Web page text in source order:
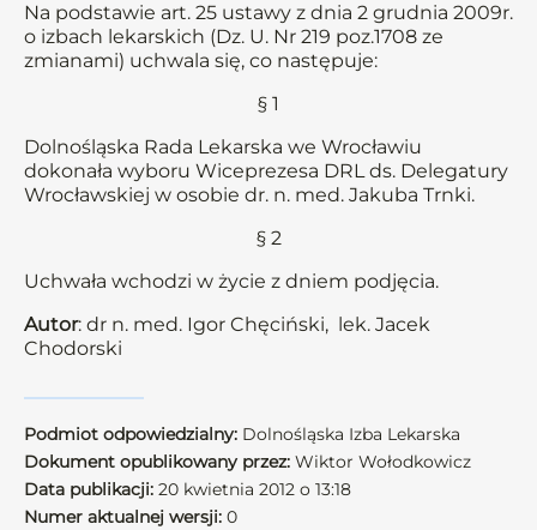
Na podstawie art. 25 ustawy z dnia 2 grudnia 2009r.
o izbach lekarskich (Dz. U. Nr 219 poz.1708 ze
zmianami) uchwala się, co następuje:
§ 1
Dolnośląska Rada Lekarska we Wrocławiu
dokonała wyboru Wiceprezesa DRL ds. Delegatury
Wrocławskiej w osobie dr. n. med. Jakuba Trnki.
§ 2
Uchwała wchodzi w życie z dniem podjęcia.
Autor: dr n. med. Igor Chęciński, lek. Jacek
Chodorski
Podmiot odpowiedzialny: Dolnośląska Izba Lekarska
Dokument opublikowany przez: Wiktor Wołodkowicz
Data publikacji: 20 kwietnia 2012 o 13:18
Numer aktualnej wersji: 0